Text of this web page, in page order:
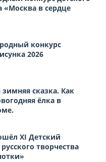
«Москва в сердце
конкурс
2026
сказка. Как
ёлка в
XI Детский
творчества